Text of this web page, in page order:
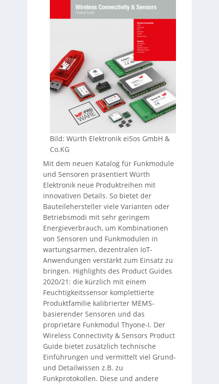
Bild: Würth Elektronik eiSos GmbH &
Co.KG
Mit dem neuen Katalog für Funkmodule
und Sensoren präsentiert Würth
Elektronik neue Produktreihen mit
innovativen Details. So bietet der
Bauteilehersteller viele Varianten oder
Betriebsmodi mit sehr geringem
Energieverbrauch, um Kombinationen
von Sensoren und Funkmodulen in
wartungsarmen, dezentralen IoT-
Anwendungen verstärkt zum Einsatz zu
bringen. Highlights des Product Guides
2020/21: die kürzlich mit einem
Feuchtigkeitssensor komplettierte
Produktfamilie kalibrierter MEMS-
basierender Sensoren und das
proprietäre Funkmodul Thyone-I. Der
Wireless Connectivity & Sensors Product
Guide bietet zusätzlich technische
Einführungen und vermittelt viel Grund-
und Detailwissen z.B. zu
Funkprotokollen. Diese und andere